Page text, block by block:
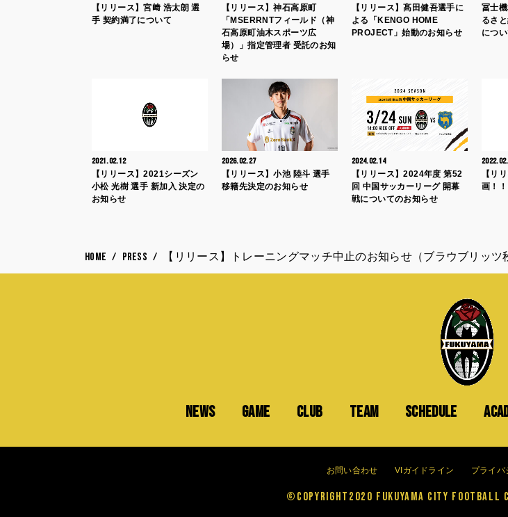
【リリース】宮﨑 浩太朗 選
手 契約満了について
【リリース】神石高原町
「MSERRNTフィールド（神
石高原町油木スポーツ広
場）」指定管理者 受託のお知
らせ
【リリース】髙田健吾選手に
よる「KENGO HOME
PROJECT」始動のお知らせ
冨士
るさ
につ
2021.02.12
【リリース】2021シーズン
小松 光樹 選手 新加入 決定の
お知らせ
2026.02.27
【リリース】小池 陸斗 選手
移籍先決定のお知らせ
2024.02.14
【リリース】2024年度 第52
回 中国サッカーリーグ 開幕
戦についてのお知らせ
【リ
画！！
HOME PRESS 【リリース】トレーニングマッチ中止のお知らせ（ブラウブリッツ
NEWS GAME CLUB TEAM SCHEDULE
お問い合わせ VIガイドライン プライバ
©Copyright2020 FUKUYAMA CITY